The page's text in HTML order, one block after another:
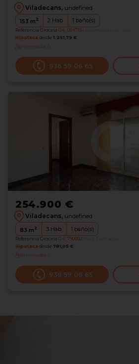
Viladecans, undefined
153 m2 2 Hab. 1 baño(s)
Referencia Grocasa G4_084715
Hipoteca desde 1.251,79 €
Interesados0
936 59 06 65
254.900 €
Viladecans, undefined
83 m2 3 Hab. 1 baño(s)
Referencia Grocasa G4_790002
Hipoteca desde 781,05 €
Interesados0
936 59 06 65